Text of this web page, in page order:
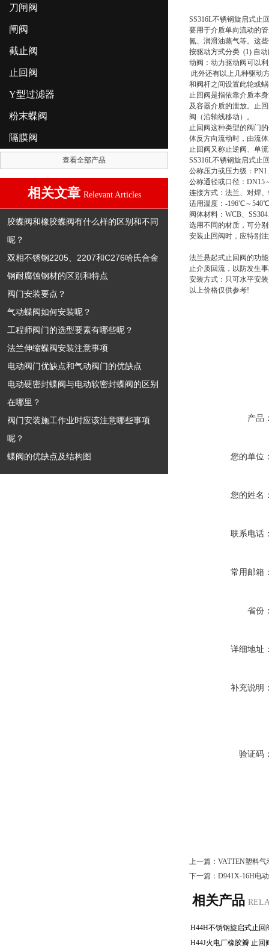
刀闸阀
闸阀
截止阀
止回阀
Y型过滤器
粉末蝶阀
隔膜阀
查看全部产品
相关文章 Relevant Articles
胶蝶阀和橡胶蝶阀有什么样的区别和不同
呢？
双相不锈钢2205、2207和C276哈氏合金
钢耐腐蚀钢材的区别和特点
阀门安装要点？
气动蝶阀如何安装呢？
工程师阀门的选型要素有哪些呢？
法兰伸缩蝶阀安装注意事项
电动阀门优缺点和气动阀门的优缺点
电动硬密封蝶阀与电动软密封蝶阀的区别
在哪里？
阀门安装施工作业时应该注意哪些事项
呢？
蝶阀的优缺点及结构图
SS316L不锈钢旋启式止
要用于介质单向流动的
氮、润滑油蒸气等。这
按驱动方式分类 (1) 自
动阀：动力驱动阀可以
此外还有以上几种驱动
和阀杆之间设置此轮或
止回阀是指依靠介质本
及容器介质的泄放。止
阀（沿轴线移动）。
止回阀这种类型的阀门
体反方向流动时，由流
止回阀又称止逆阀、单
SS316L不锈钢旋启式止
公称压力或压力级：
公称通径或口径：DN15
连接方式：法兰、对焊
适用温度：-196℃～540℃
阀体材料：WCB、
选用不同的材质，可分
安装止回阀时，应特别
法兰悬起式止回阀的功
止介质回流，以防发生
安装方式：只可水平安装
以上价格仅供参考!
产品
您的单位
您的姓名
联系电话
常用邮箱
省份
详细地址
补充说明
验证码
上一篇： VATTEN塑料
下一篇： D941X-16H电
相关产品